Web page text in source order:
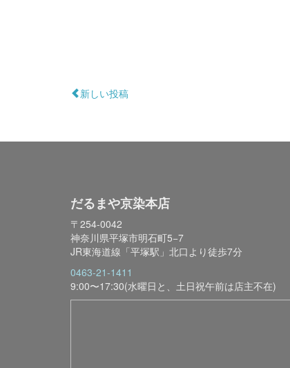
新しい投稿
だるまや京染本店
〒254-0042
神奈川県平塚市明石町5−7
JR東海道線「平塚駅」北口より徒歩7分
0463-21-1411
9:00〜17:30(水曜日と、土日祝午前は店主不在)